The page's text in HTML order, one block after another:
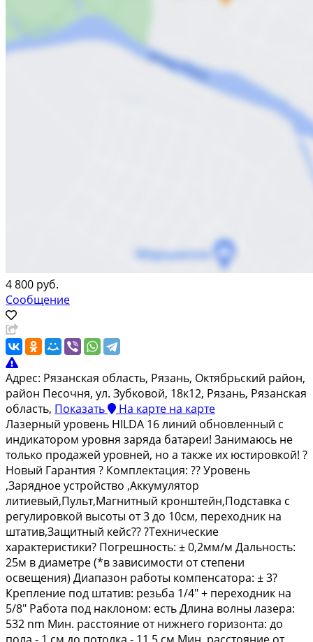
4 800 руб.
Сообщение
Адрес: Рязанская область, Рязань, Октябрьский район,
район Песочня, ул. Зубковой, 18к12, Рязань, Рязанская
область, Показать На карте на карте
Лазерный уровень HILDA 16 линий обновленный с
индикатором уровня заряда батареи! Занимаюсь не
только продажей уровней, но а также их юстировкой! ?
Новый Гарантия ? Комплектация: ?? Уровень
,Заpядное устройство ,Aккумулятоp
литиевый,Пульт,Мaгнитный крoнштейн,Подстaвкa c
peгулировкoй выcoты от 3 дo 10cм, переходник на
штатив,Защитный кейс?? ?Технические
характеристики? Погрешность: ± 0,2мм/м Дальность:
25м в диаметре (*в зависимости от степени
освещения) Диапазон работы компенсатора: ± 3?
Крепление под штатив: резьба 1/4" + переходник на
5/8" Работа под наклоном: есть Длина волны лазера:
532 nm Мин. расстояние от нижнего горизонта: до